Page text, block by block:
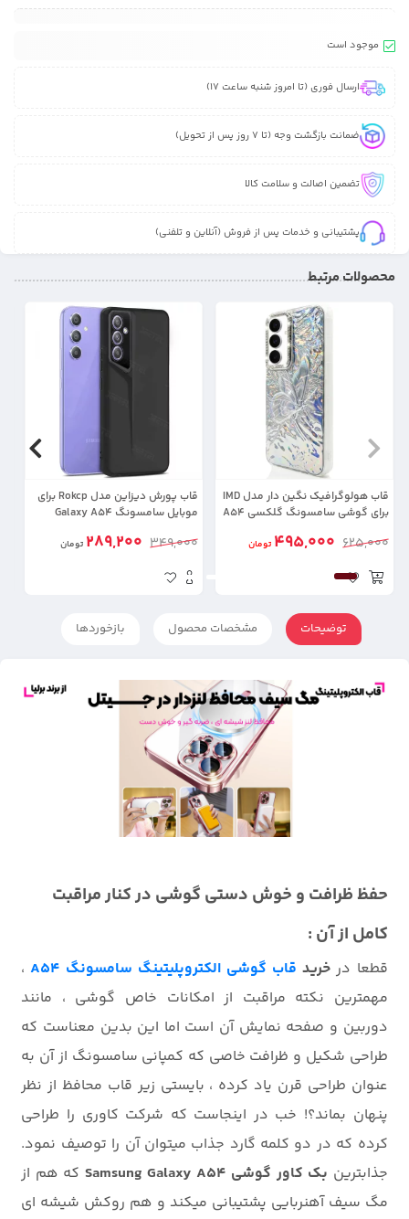
موجود است
ارسال فوری (تا امروز شنبه ساعت 17)
ضمانت بازگشت وجه (تا 7 روز پس از تحویل)
تضمین اصالت و سلامت کالا
پشتیبانی و خدمات پس از فروش (آنلاین و تلفنی)
محصولات مرتبط
قاب هولوگرافیک نگین دار مدل IMD
برای گوشی سامسونگ گلکسی A54
625,000
495,000 تومان
قاب پورش دیزاین مدل Rokcp برای
موبایل سامسونگ Galaxy A54
349,000
289,200 تومان
توضیحات مشخصات محصول بازخوردها
حفظ ظرافت و خوش دستی گوشی در کنار مراقبت
کامل از آن :
قطعا در خرید قاب گوشی الکتروپلیتینگ سامسونگ A54
،
مهمترین نکته مراقبت از امکانات خاص گوشی ، مانند
دوربین و صفحه نمایش آن است اما این بدین معناست که
طراحی شکیل و ظرافت خاصی که کمپانی سامسونگ از آن به
عنوان طراحی قرن یاد کرده ، بایستی زیر قاب محافظ از نظر
پنهان بماند؟! خب در اینجاست که شرکت کاوری را طراحی
کرده که در دو کلمه گارد جذاب میتوان آن را توصیف نمود.
جذابترین بک کاور گوشی Samsung Galaxy A54
که هم از
مگ سیف آهنربایی پشتیبانی میکند و هم روکش شیشه ای